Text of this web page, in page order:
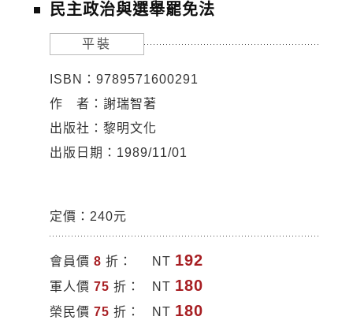
民主政治與選舉罷免法
平裝
ISBN：9789571600291
作 者：謝瑞智著
出版社：黎明文化
出版日期：1989/11/01
定價：240元
會員價 8 折： NT 192
軍人價 75 折： NT 180
榮民價 75 折： NT 180